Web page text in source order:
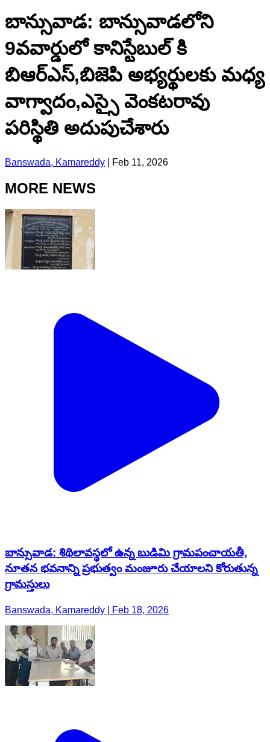
బాన్సువాడ: బాన్సువాడలోని
9వవార్డులో కానిస్టేబుల్ కి
బిఆర్ఎస్,బిజెపి అభ్యర్థులకు మధ్య
వాగ్వాదం,ఎస్సై వెంకటరావు
పరిస్థితి అదుపుచేశారు
Banswada, Kamareddy Feb 11, 2026
MORE NEWS
బాన్సువాడ: శిథిలావస్థలో ఉన్న బుడిమి గ్రామపంచాయతీ,
నూతన భవనాన్ని ప్రభుత్వం మంజూరు చేయాలని కోరుతున్న
గ్రామస్తులు
Banswada, Kamareddy | Feb 18, 2026